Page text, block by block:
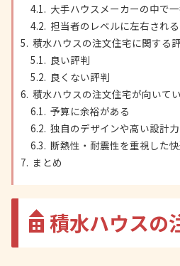
大手ハウスメーカーの中で
担当者のレベルに左右される
積水ハウスの注文住宅に関する
良い評判
良くない評判
積水ハウスの注文住宅が向いて
予算に余裕がある
独自のデザインや高い設計
断熱性・耐震性を重視した
まとめ
積水ハウスの